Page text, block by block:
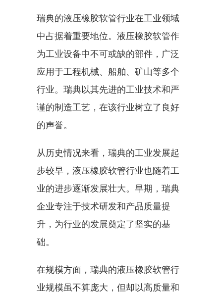
瑞典的液压橡胶软管行业在工业领域
中占据着重要地位。液压橡胶软管作
为工业设备中不可或缺的部件，广泛
应用于工程机械、船舶、矿山等多个
行业。瑞典以其先进的工业技术和严
谨的制造工艺，在该行业树立了良好
的声誉。
从历史情况来看，瑞典的工业发展起
步较早，液压橡胶软管行业也随着工
业的进步逐渐发展壮大。早期，瑞典
企业专注于技术研发和产品质量提
升，为行业的发展奠定了坚实的基
础。
在规模方面，瑞典的液压橡胶软管行
业规模虽不算庞大，但却以高质量和